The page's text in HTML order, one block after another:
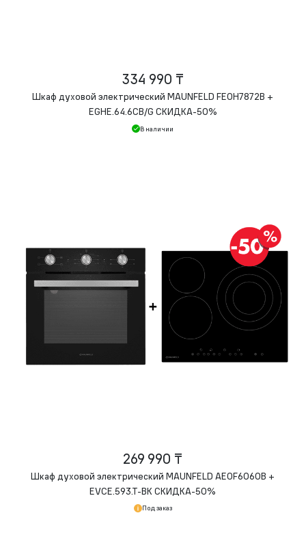
334 990 ₸
Шкаф духовой электрический MAUNFELD FEOH7872B +
EGHE.64.6CB/G СКИДКА-50%
В наличии
269 990 ₸
Шкаф духовой электрический MAUNFELD AEOF6060B +
EVCE.593.T-BK СКИДКА-50%
Под заказ